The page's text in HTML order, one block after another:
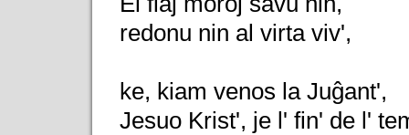
redonu nin al virta viv',
ke, kiam venos la Juĝant',
Jesuo Krist', je l' fin' de l'